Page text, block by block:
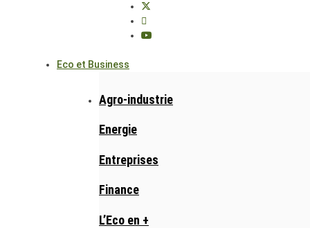
Eco et Business
Agro-industrie
Energie
Entreprises
Finance
L’Eco en +